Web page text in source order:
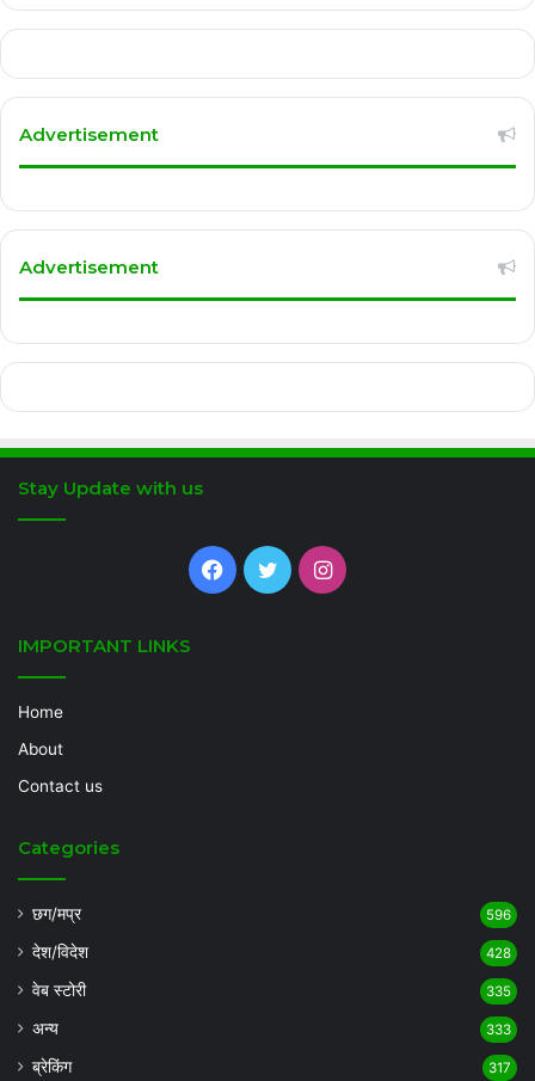
Advertisement
Advertisement
Stay Update with us
Facebook
TwitterInstagram
IMPORTANT LINKS
Home
About
Contact us
Categories
छग/मप्र 596
देश/विदेश 428
वेब स्टोरी 335
अन्य 333
ब्रेकिंग 317